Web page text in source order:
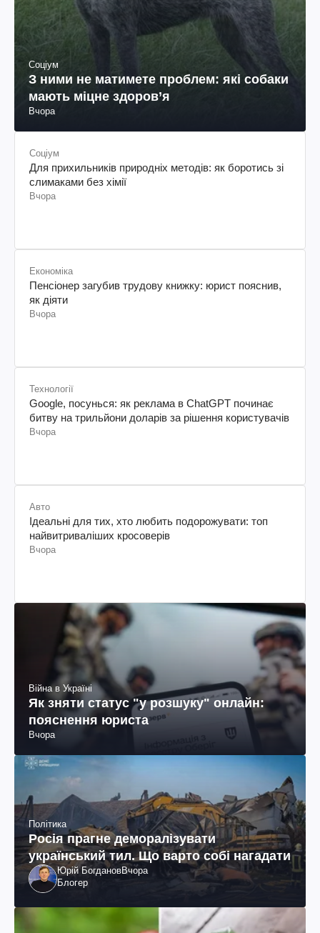
Соціум
З ними не матимете проблем: які собаки
мають міцне здоров’я
Вчора
Соціум
Для прихильників природніх методів: як боротись зі
слимаками без хімії
Вчора
Економіка
Пенсіонер загубив трудову книжку: юрист пояснив,
як діяти
Вчора
Технології
Google, посунься: як реклама в ChatGPT починає
битву на трильйони доларів за рішення користувачів
Вчора
Авто
Ідеальні для тих, хто любить подорожувати: топ
найвитриваліших кросоверів
Вчора
Війна в Україні
Як зняти статус "у розшуку" онлайн:
пояснення юриста
Вчора
Політика
Росія прагне деморалізувати
український тил. Що варто собі нагадати
Юрій БогдановВчора
Блогер